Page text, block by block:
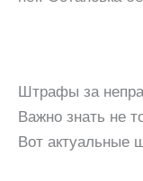
Штрафы за
Важно знать не
Вот актуальные